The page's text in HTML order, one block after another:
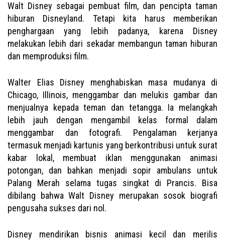
Walt Disney sebagai pembuat film, dan pencipta taman
hiburan Disneyland. Tetapi kita harus memberikan
penghargaan yang lebih padanya, karena Disney
melakukan lebih dari sekadar membangun taman hiburan
dan memproduksi film.
Walter Elias Disney menghabiskan masa mudanya di
Chicago, Illinois, menggambar dan melukis gambar dan
menjualnya kepada teman dan tetangga. Ia melangkah
lebih jauh dengan mengambil kelas formal dalam
menggambar dan fotografi. Pengalaman kerjanya
termasuk menjadi kartunis yang berkontribusi untuk surat
kabar lokal, membuat iklan menggunakan animasi
potongan, dan bahkan menjadi sopir ambulans untuk
Palang Merah selama tugas singkat di Prancis. Bisa
dibilang bahwa Walt Disney merupakan sosok biografi
pengusaha sukses dari nol.
Disney mendirikan bisnis animasi kecil dan merilis